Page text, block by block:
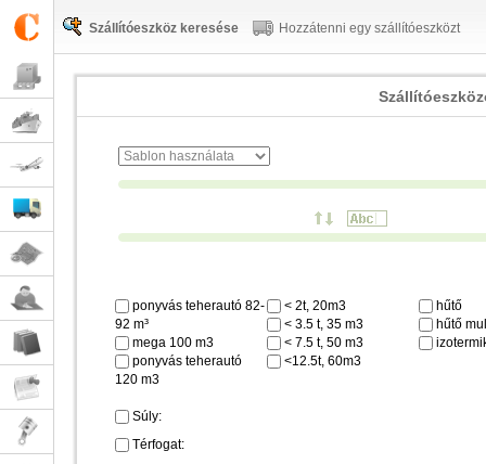
Szállítóeszköz keresése Hozzátenni egy szállítóeszközt
ponyvás teherautó 82-
92 m³
mega 100 m3
ponyvás teherautó
120 m3
< 2t, 20m3
< 3.5 t, 35 m3
< 7.5 t, 50 m3
<12.5t, 60m3
hűtő
hűtő
Súly:
Térfogat: